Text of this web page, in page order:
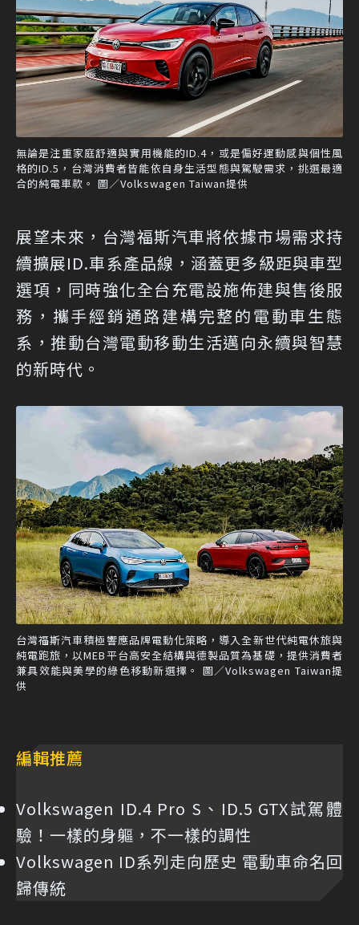
無論是注重家庭舒適與實用機能的ID.4，或是偏好運動感與個性風
格的ID.5，台灣消費者皆能依自身生活型態與駕駛需求，挑選最適
合的純電車款。 圖／Volkswagen Taiwan提供
展望未來，台灣福斯汽車將依據市場需求持
續擴展ID.車系產品線，涵蓋更多級距與車型
選項，同時強化全台充電設施佈建與售後服
務，攜手經銷通路建構完整的電動車生態
系，推動台灣電動移動生活邁向永續與智慧
的新時代。
台灣福斯汽車積極響應品牌電動化策略，導入全新世代純電休旅與
純電跑旅，以MEB平台高安全結構與德製品質為基礎，提供消費者
兼具效能與美學的綠色移動新選擇。 圖／Volkswagen Taiwan提
供
編輯推薦
Volkswagen ID.4 Pro S、ID.5 GTX試駕體
驗！一樣的身軀，不一樣的調性
Volkswagen ID系列走向歷史 電動車命名回
歸傳統